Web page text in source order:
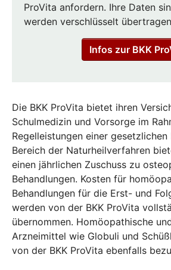
ProVita anfordern. Ihre Daten
werden verschlüsselt
Infos zur BKK
Die BKK ProVita bietet ihren
Schulmedizin und Vorsorge im
Regelleistungen einer gesetzlichen
Bereich der Naturheilverfahren
einen jährlichen Zuschuss zu
Behandlungen. Kosten für
Behandlungen für die Erst- und
werden von der BKK ProVita
übernommen. Homöopathische
Arzneimittel wie Globuli und
von der BKK ProVita ebenfalls